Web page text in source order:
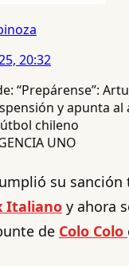
20:32
UNO
su sanción
Italiano y ahora
de Colo Colo